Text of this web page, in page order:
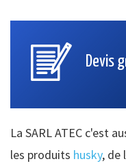
Devis
La SARL ATEC c'est
les produits husky, de